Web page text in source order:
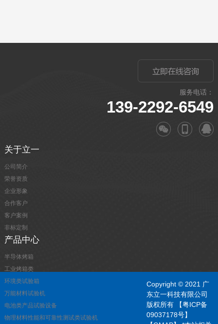
服务电话：
139-2292-6549
关于立一
公司简介
荣誉资质
企业形象
合作客户
客户案例
非标定制
产品中心
半导体烤箱
工业烤箱类
环境类试验箱
万能材料试验机
电池类产品试验设备
物理材料性能和可靠性测试类试验机
Copyright © 2021 广
东立一科技有限公司
版权所有
【粤ICP备
09037178号】